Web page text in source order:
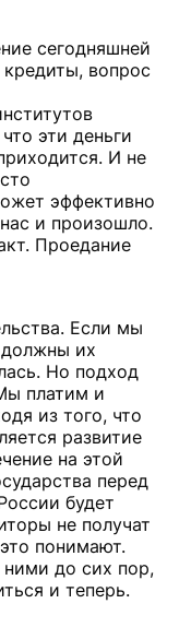
сегодняшней
вопрос
эти деньги
И не
эффективно
и произошло.
Проедание
Если мы
должны их
Но подход
платим и
из того, что
развитие
на этой
перед
будет
не получат
понимают.
ними до сих пор,
и теперь.